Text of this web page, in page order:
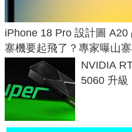
iPhone 18 Pro 設計圖
寨機要起飛了？專家曝山
NVIDIA
5060 升級